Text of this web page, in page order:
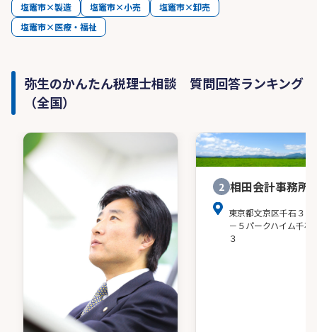
塩竈市×製造 塩竈市×小売
塩竈市×卸売
塩竈市×医療・福祉
弥生のかんたん税理士相談 質問回答ランキング
（全国）
2 相田会計事務所
東京都文京区千石３－
－５パークハイム千石
３